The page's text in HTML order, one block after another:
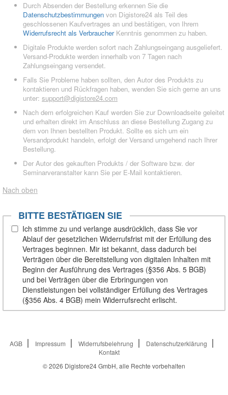
Durch Absenden der Bestellung erkennen Sie die
Datenschutzbestimmungen von Digistore24 als Teil des
geschlossenen Kaufvertrages an und bestätigen, von Ihrem
Widerrufsrecht als VerbraucherKenntnis genommen zu haben.
Digitale Produkte werden sofort nach Zahlungseingang ausgeliefert.
Versand-Produkte werden innerhalb von 7 Tagen nach
Zahlungseingang versendet.
Falls Sie Probleme haben sollten, den Autor des Produkts zu
kontaktieren und Rückfragen haben, wenden Sie sich gerne an uns
unter: support@digistore24.com
Nach dem erfolgreichen Kauf werden Sie zur Downloadseite geleitet
und erhalten direkt im Anschluss an diese Bestellung Zugang zu
dem von Ihnen bestellten Produkt. Sollte es sich um ein
Versandprodukt handeln, erfolgt der Versand umgehend nach Ihrer
Bestellung.
Der Autor des gekauften Produkts / der Software bzw. der
Seminarveranstalter kann Sie per E-Mail kontaktieren.
Nach oben
BITTE BESTÄTIGEN SIE
Ich stimme zu und verlange ausdrücklich, dass Sie vor
Ablauf der gesetzlichen Widerrufsfrist mit der Erfüllung des
Vertrages beginnen. Mir ist bekannt, dass dadurch bei
Verträgen über die Bereitstellung von digitalen Inhalten mit
Beginn der Ausführung des Vertrages (§356 Abs. 5 BGB)
und bei Verträgen über die Erbringungen von
Dienstleistungen bei vollständiger Erfüllung des Vertrages
(§356 Abs. 4 BGB) mein Widerrufsrecht erlischt.
AGB Impressum Widerrufsbelehrung
Datenschutzerklärung
Kontakt
© 2026 Digistore24 GmbH, alle Rechte vorbehalten